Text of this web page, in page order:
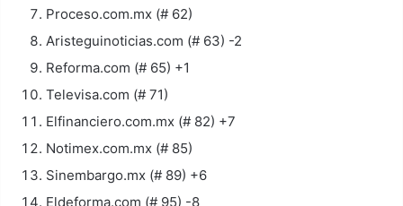
Proceso.com.mx (# 62)
Aristeguinoticias.com (# 63) -2
Reforma.com (# 65) +1
Televisa.com (# 71)
Elfinanciero.com.mx (# 82) +7
Notimex.com.mx (# 85)
Sinembargo.mx (# 89) +6
Eldeforma.com (# 95) -8